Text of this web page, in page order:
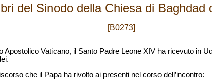
del Sinodo della Chiesa di Baghdad
[B0273]
Apostolico Vaticano, il Santo Padre Leone XIV ha ricevuto in
che il Papa ha rivolto ai presenti nel corso dell’incontro: